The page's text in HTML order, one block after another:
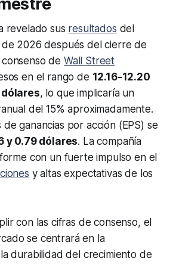
revelado sus resultados del
2026 después del cierre de
de Wall Street
en el rango de 12.16-12.20
, lo que implicaría un
del 15% aproximadamente.
de ganancias por acción (EPS) se
y 0.79 dólares. La compañía
con un fuerte impulso en el
y altas expectativas de los
con las cifras de consenso, el
se centrará en la
durabilidad del crecimiento de